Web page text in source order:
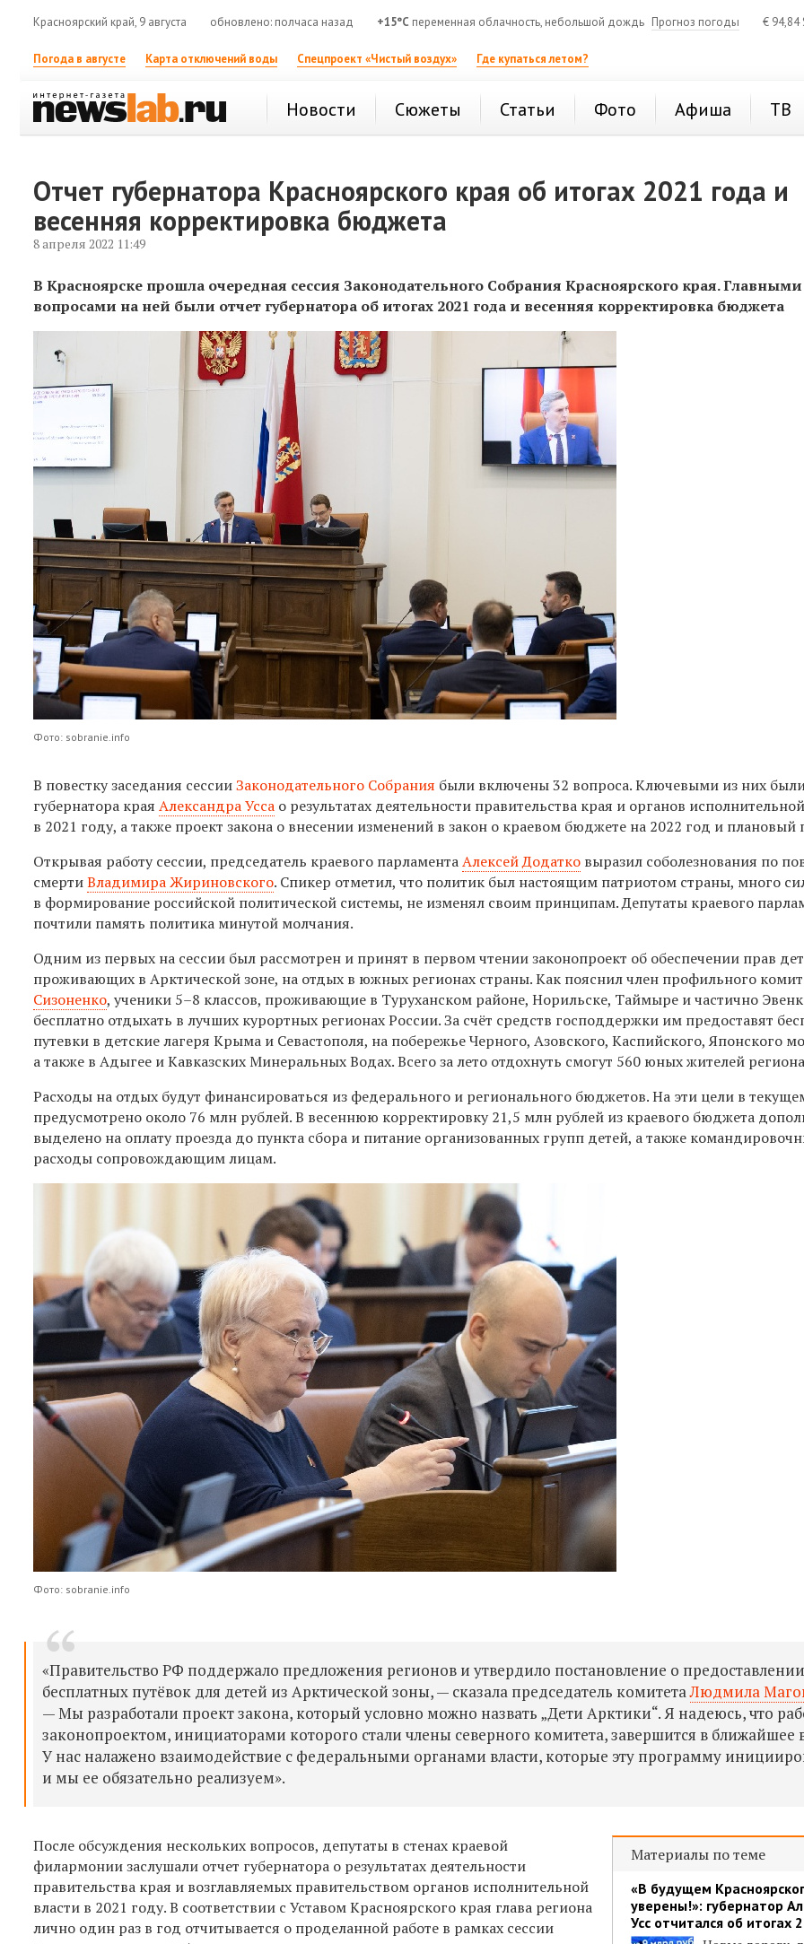
Красноярский край, 9 августа обновлено: полчаса назад +15°C переменная облачность, небольшой дождь Прогноз погоды € 94,84
Погода в августе Карта отключений воды Спецпроект «Чистый воздух» Где купаться летом?
Новости Сюжеты Статьи Фото Афиша ТВ
Отчет губернатора Красноярского края об итогах 2021 года и
весенняя корректировка бюджета
8 апреля 2022 11:49
В Красноярске прошла очередная сессия Законодательного Собрания Красноярского края. Главными
вопросами на ней были отчет губернатора об итогах 2021 года и весенняя корректировка бюджета
Фото: sobranie.info
В повестку заседания сессииЗаконодательного Собрания были включены 32 вопроса. Ключевыми из них
губернатора края Александра Усса о результатах деятельности правительства края и органов
в 2021 году, а также проект закона о внесении изменений в закон о краевом бюджете на 2022 год и плановый
Открывая работу сессии, председатель краевого парламентаАлексей Додатко выразил соболезнования по
смертиВладимира Жириновского. Спикер отметил, что политик был настоящим патриотом страны, много
в формирование российской политической системы, не изменял своим принципам. Депутаты краевого
почтили память политика минутой молчания.
Одним из первых на сессии был рассмотрен и принят в первом чтении законопроект об обеспечении прав
проживающих в Арктической зоне, на отдых в южных регионах страны. Как пояснил член профильного
Сизоненко, ученики 5–8 классов, проживающие в Туруханском районе, Норильске, Таймыре и частично
бесплатно отдыхать в лучших курортных регионах России. За счёт средств господдержки им предоставят
путевки в детские лагеря Крыма и Севастополя, на побережье Черного, Азовского, Каспийского, Японского
а также в Адыгее и Кавказских Минеральных Водах. Всего за лето отдохнуть смогут 560 юных жителей
Расходы на отдых будут финансироваться из федерального и регионального бюджетов. На эти цели в
предусмотрено около 76 млн рублей. В весеннюю корректировку 21,5 млн рублей из краевого бюджета
выделено на оплату проезда до пункта сбора и питание организованных групп детей, а также
расходы сопровождающим лицам.
Фото: sobranie.info
«Правительство РФ поддержало предложения регионов и утвердило постановление о предоставлении
бесплатных путёвок для детей из Арктической зоны, — сказала председатель комитетаЛюдмила
— Мы разработали проект закона, который условно можно назвать „Дети Арктики“. Я надеюсь, что
законопроектом, инициаторами которого стали члены северного комитета, завершится в ближайшее
У нас налажено взаимодействие с федеральными органами власти, которые эту программу
и мы ее обязательно реализуем».
Материалы по теме
«В будущем
уверены!»: губернатор
Усс отчитался об итогах
После обсуждения нескольких вопросов, депутаты в стенах краевой
филармонии заслушали отчет губернатора о результатах деятельности
правительства края и возглавляемых правительством органов исполнительной
власти в 2021 году. В соответствии с Уставом Красноярского края глава региона
лично один раз в год отчитывается о проделанной работе в рамках сессии